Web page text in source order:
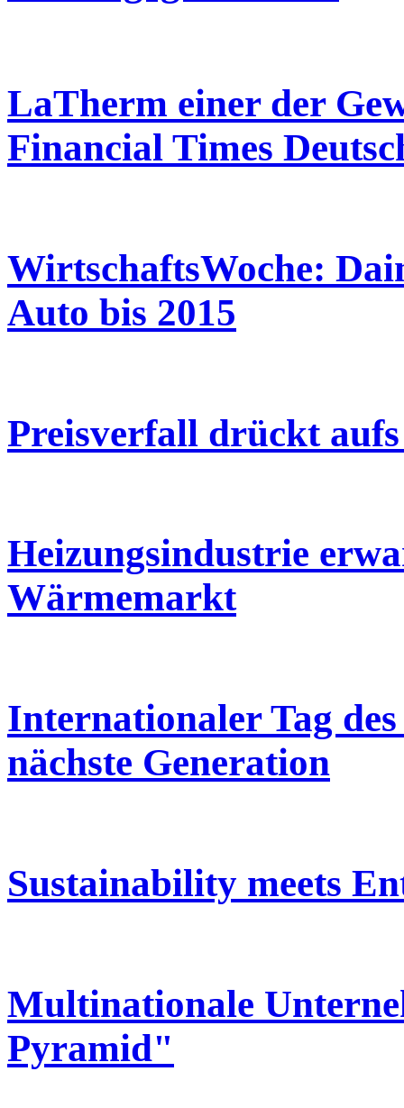
LaTherm einer der
Financial Times
WirtschaftsWoche:
Auto bis 2015
Preisverfall drückt
Heizungsindustrie
Wärmemarkt
Internationaler Tag
nächste Generation
Sustainability meets
Multinationale
Pyramid"